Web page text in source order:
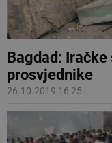
Bagdad:
prosvjednike
26.10.2019 16:25